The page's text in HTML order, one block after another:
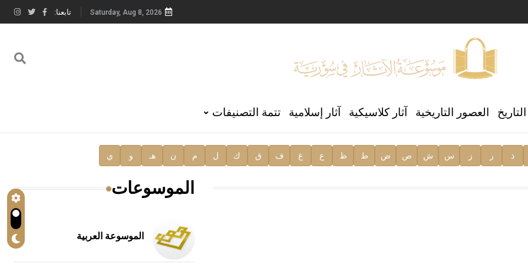
العالمي للغة العربية
Saturday, Aug 8, 2026 تابعنا:
العصور التاريخية آثار كلاسيكية آثار إسلامية تتمة التصنيفات
ذ ر ز س ش ص ض ط ظ ع غ ف ق ك ل م ن هـ و ي
الموسوعات
الموسوعة العربية